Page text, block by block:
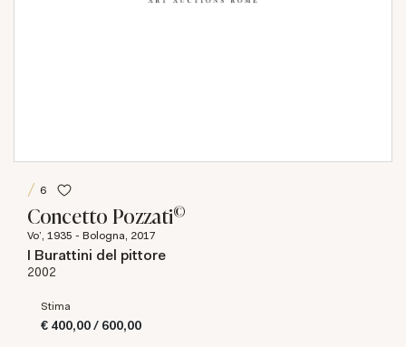
6
Concetto Pozzati©
Vo', 1935 - Bologna, 2017
I Burattini del pittore
2002
Stima
€ 400,00 / 600,00